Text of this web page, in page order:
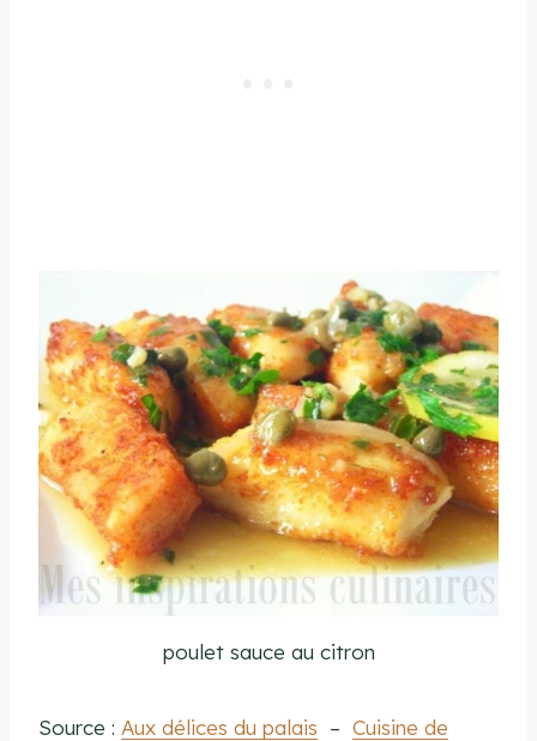
poulet sauce au citron
Source : Aux délices du palais – Cuisine de